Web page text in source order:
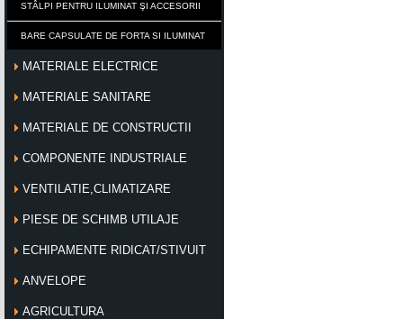
STÂLPI PENTRU ILUMINAT ŞI ACCESORII
BARE CAPSULATE DE FORTA SI ILUMINAT
MATERIALE ELECTRICE
MATERIALE SANITARE
MATERIALE DE CONSTRUCTII
COMPONENTE INDUSTRIALE
VENTILATIE,CLIMATIZARE
PIESE DE SCHIMB UTILAJE
ECHIPAMENTE RIDICAT/STIVUIT
ANVELOPE
AGRICULTURA